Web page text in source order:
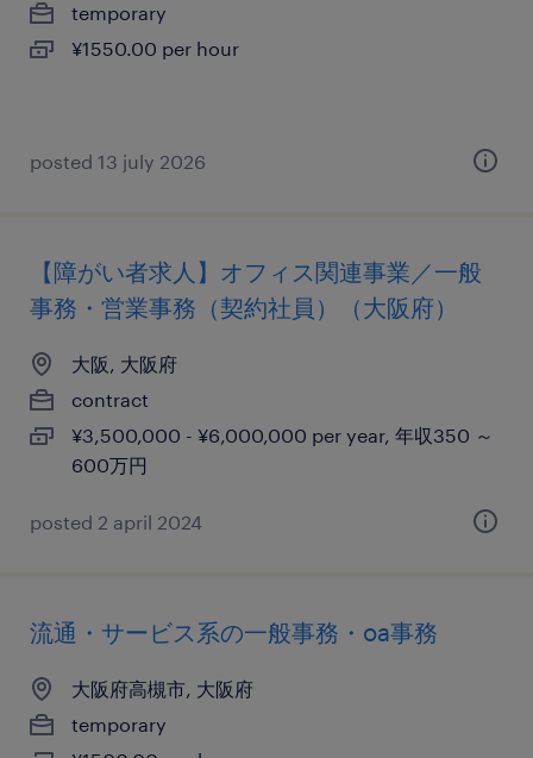
temporary
¥1550.00 per hour
posted 13 july 2026
【障がい者求人】オフィス関連事業／一般
事務・営業事務（契約社員）（大阪府）
大阪, 大阪府
contract
¥3,500,000 - ¥6,000,000 per year, 年収350 ～
600万円
posted 2 april 2024
流通・サービス系の一般事務・oa事務
大阪府高槻市, 大阪府
temporary